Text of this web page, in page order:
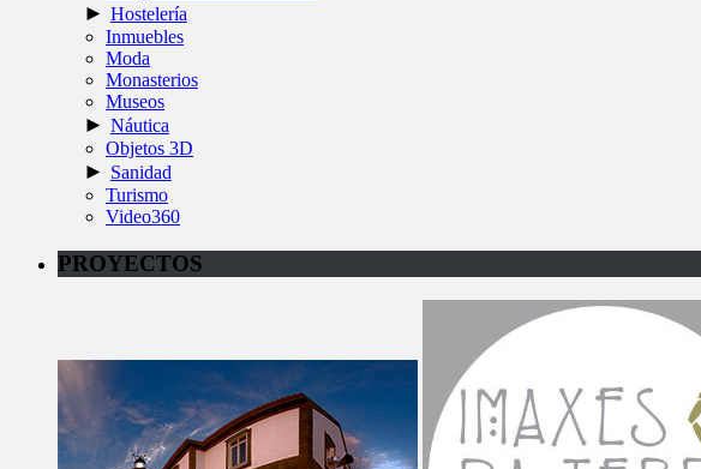
► Hostelería
Inmuebles
Moda
Monasterios
Museos
► Náutica
Objetos 3D
► Sanidad
Turismo
Video360
PROYECTOS